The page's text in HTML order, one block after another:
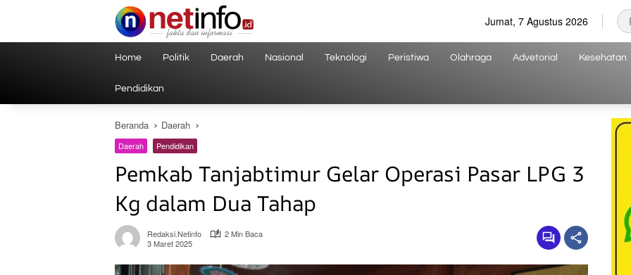
Jumat, 7 Agustus 2026
Home Politik Daerah Nasional Teknologi Peristiwa Olahraga Advetorial Kesehatan
Pendidikan
Beranda Daerah
Daerah Pendidikan
Pemkab Tanjabtimur Gelar Operasi Pasar LPG 3
Kg dalam Dua Tahap
Redaksi.netinfo
2 Min Baca
3 Maret 2025